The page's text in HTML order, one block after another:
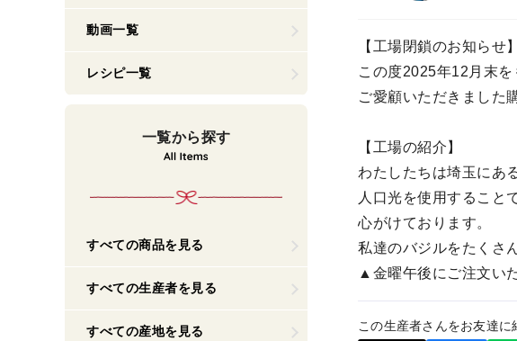
【工場閉鎖のお知らせ】
この度2025年12月末を
ご愛顧いただきました
【工場の紹介】
わたしたちは埼玉にあ
人口光を使用すること
心がけております。
私達のバジルをたくさ
▲金曜午後にご注文い
この生産者さんをお友達に
動画一覧
レシピ一覧
一覧から探す
すべての商品を見る
すべての生産者を見る
すべての産地を見る